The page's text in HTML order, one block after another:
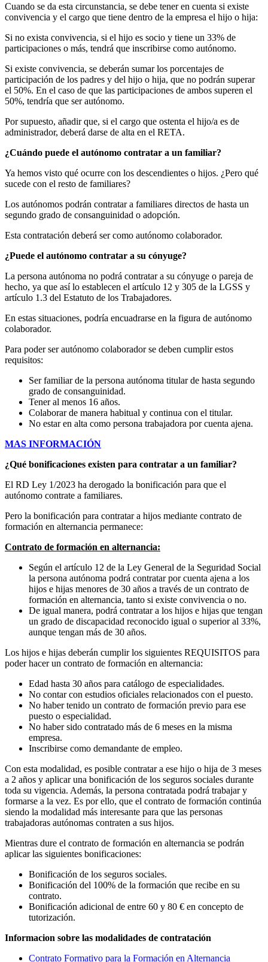
Cuando se da esta circunstancia, se debe tener en cuenta si existe
convivencia y el cargo que tiene dentro de la empresa el hijo o hija:
Si no exista convivencia, si el hijo es socio y tiene un 33% de
participaciones o más, tendrá que inscribirse como autónomo.
Si existe convivencia, se deberán sumar los porcentajes de
participación de los padres y del hijo o hija, que no podrán superar
el 50%. En el caso de que las participaciones de ambos superen el
50%, tendría que ser autónomo.
Por supuesto, añadir que, si el cargo que ostenta el hijo/a es de
administrador, deberá darse de alta en el RETA.
¿Cuándo puede el autónomo contratar a un familiar?
Ya hemos visto qué ocurre con los descendientes o hijos. ¿Pero qué
sucede con el resto de familiares?
Los autónomos podrán contratar a familiares directos de hasta un
segundo grado de consanguinidad o adopción.
Esta contratación deberá ser como autónomo colaborador.
¿Puede el autónomo contratar a su cónyuge?
La persona autónoma no podrá contratar a su cónyuge o pareja de
hecho, ya que así lo establecen el artículo 12 y 305 de la LGSS y
artículo 1.3 del Estatuto de los Trabajadores.
En estas situaciones, podría encuadrarse en la figura de autónomo
colaborador.
Para poder ser autónomo colaborador se deben cumplir estos
requisitos:
Ser familiar de la persona autónoma titular de hasta segundo
grado de consanguinidad.
Tener al menos 16 años.
Colaborar de manera habitual y continua con el titular.
No estar en alta como persona trabajadora por cuenta ajena.
MAS INFORMACIÓN
¿Qué bonificaciones existen para contratar a un familiar?
El RD Ley 1/2023 ha derogado la bonificación para que el
autónomo contrate a familiares.
Pero la bonificación para contratar a hijos mediante contrato de
formación en alternancia permanece:
Contrato de formación en alternancia:
Según el artículo 12 de la Ley General de la Seguridad Social
la persona autónoma podrá contratar por cuenta ajena a los
hijos e hijas menores de 30 años a través de un contrato de
formación en alternancia, tanto si existe convivencia o no.
De igual manera, podrá contratar a los hijos e hijas que tengan
un grado de discapacidad reconocido igual o superior al 33%,
aunque tengan más de 30 años.
Los hijos e hijas deberán cumplir los siguientes REQUISITOS para
poder hacer un contrato de formación en alternancia:
Edad hasta 30 años para catálogo de especialidades.
No contar con estudios oficiales relacionados con el puesto.
No haber tenido un contrato de formación previo para ese
puesto o especialidad.
No haber sido contratado más de 6 meses en la misma
empresa.
Inscribirse como demandante de empleo.
Con esta modalidad, es posible contratar a ese hijo o hija de 3 meses
a 2 años y aplicar una bonificación de los seguros sociales durante
toda su vigencia. Además, la persona contratada podrá trabajar y
formarse a la vez. Es por ello, que el contrato de formación continúa
siendo la modalidad más interesante para que las personas
trabajadoras autónomas contraten a sus hijos.
Mientras dure el contrato de formación en alternancia se podrán
aplicar las siguientes bonificaciones:
Bonificación de los seguros sociales.
Bonificación del 100% de la formación que recibe en su
contrato.
Bonificación adicional de entre 60 y 80 € en concepto de
tutorización.
Informacion sobre las modalidades de contratación
Contrato Formativo para la Formación en Alternancia